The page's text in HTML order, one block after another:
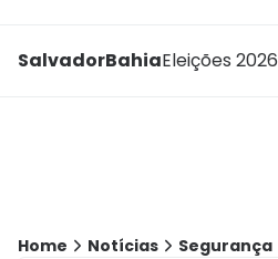
SalvadorBahiaEleições 2026
Home Notícias Segurança